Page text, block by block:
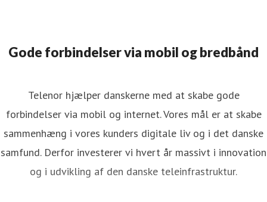
Gode forbindelser via mobil og bredbånd
Telenor hjælper danskerne med at skabe gode
forbindelser via mobil og internet. Vores mål er at skabe
sammenhæng i vores kunders digitale liv og i det danske
samfund. Derfor investerer vi hvert år massivt i innovation
og i udvikling af den danske teleinfrastruktur.